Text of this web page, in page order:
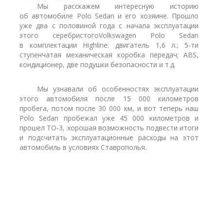
Мы расскажем интересную историю
об автомобиле Polo Sedan и его хозяине. Прошло
уже два с половиной года с начала эксплуатации
этого серебристогоVolkswagen Polo Sedan
в комплектации Highline: двигатель 1,6 л.; 5-ти
ступенчатая механическая коробка передач; ABS,
кондиционер, две подушки безопасности и т.д.
Мы узнавали об особенностях эксплуатации
этого автомобиля после 15 000 километров
пробега, потом после 30 000 км, и вот теперь наш
Polo Sedan пробежал уже 45 000 километров и
прошел ТО-3, хорошая возможность подвести итоги
и подсчитать эксплуатационные расходы на этот
автомобиль в условиях Ставрополья.